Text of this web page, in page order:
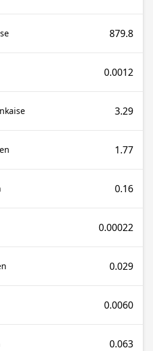
879.8
0.0012
3.29
1.77
0.16
0.00022
0.029
0.0060
0.063